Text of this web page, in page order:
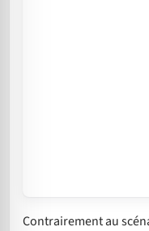
Contrairement au